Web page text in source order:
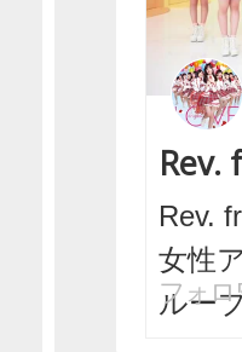
Rev.
Rev.
女性
ルー
フォロ